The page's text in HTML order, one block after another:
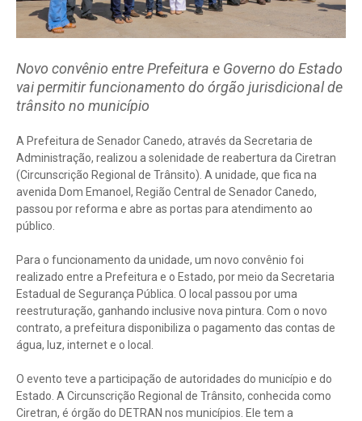
Novo convênio entre Prefeitura e Governo do Estado
vai permitir funcionamento do órgão jurisdicional de
trânsito no município
A Prefeitura de Senador Canedo, através da Secretaria de
Administração, realizou a solenidade de reabertura da Ciretran
(Circunscrição Regional de Trânsito). A unidade, que fica na
avenida Dom Emanoel, Região Central de Senador Canedo,
passou por reforma e abre as portas para atendimento ao
público.
Para o funcionamento da unidade, um novo convênio foi
realizado entre a Prefeitura e o Estado, por meio da Secretaria
Estadual de Segurança Pública. O local passou por uma
reestruturação, ganhando inclusive nova pintura. Com o novo
contrato, a prefeitura disponibiliza o pagamento das contas de
água, luz, internet e o local.
O evento teve a participação de autoridades do município e do
Estado. A Circunscrição Regional de Trânsito, conhecida como
Ciretran, é órgão do DETRAN nos municípios. Ele tem a